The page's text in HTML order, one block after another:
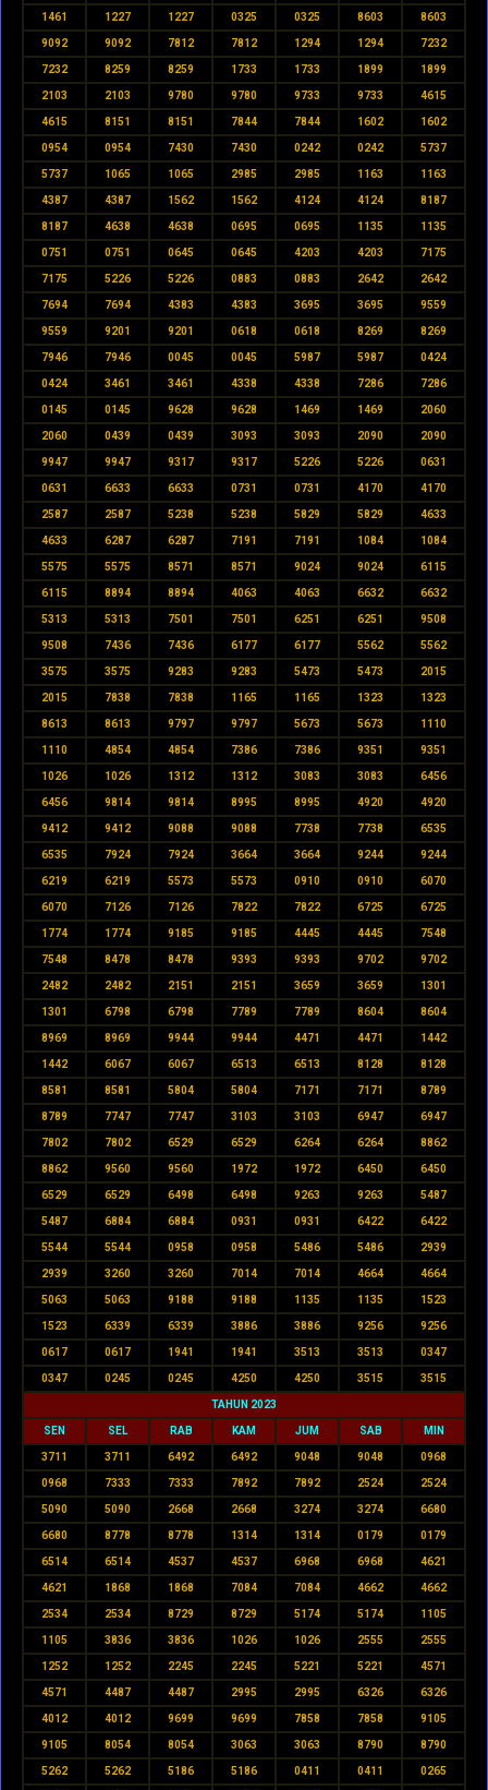
1461 1227 1227 0325 0325 8603 8603
9092 9092 7812 7812 1294 1294 7232
7232 8259 8259 1733 1733 1899 1899
2103 2103 9780 9780 9733 9733 4615
4615 8151 8151 7844 7844 1602 1602
0954 0954 7430 7430 0242 0242 5737
5737 1065 1065 2985 2985 1163 1163
4387 4387 1562 1562 4124 4124 8187
8187 4638 4638 0695 0695 1135 1135
0751 0751 0645 0645 4203 4203 7175
7175 5226 5226 0883 0883 2642 2642
7694 7694 4383 4383 3695 3695 9559
9559 9201 9201 0618 0618 8269 8269
7946 7946 0045 0045 5987 5987 0424
0424 3461 3461 4338 4338 7286 7286
0145 0145 9628 9628 1469 1469 2060
2060 0439 0439 3093 3093 2090 2090
9947 9947 9317 9317 5226 5226 0631
0631 6633 6633 0731 0731 4170 4170
2587 2587 5238 5238 5829 5829 4633
4633 6287 6287 7191 7191 1084 1084
5575 5575 8571 8571 9024 9024 6115
6115 8894 8894 4063 4063 6632 6632
5313 5313 7501 7501 6251 6251 9508
9508 7436 7436 6177 6177 5562 5562
3575 3575 9283 9283 5473 5473 2015
2015 7838 7838 1165 1165 1323 1323
8613 8613 9797 9797 5673 5673 1110
1110 4854 4854 7386 7386 9351 9351
1026 1026 1312 1312 3083 3083 6456
6456 9814 9814 8995 8995 4920 4920
9412 9412 9088 9088 7738 7738 6535
6535 7924 7924 3664 3664 9244 9244
6219 6219 5573 5573 0910 0910 6070
6070 7126 7126 7822 7822 6725 6725
1774 1774 9185 9185 4445 4445 7548
7548 8478 8478 9393 9393 9702 9702
2482 2482 2151 2151 3659 3659 1301
1301 6798 6798 7789 7789 8604 8604
8969 8969 9944 9944 4471 4471 1442
1442 6067 6067 6513 6513 8128 8128
8581 8581 5804 5804 7171 7171 8789
8789 7747 7747 3103 3103 6947 6947
7802 7802 6529 6529 6264 6264 8862
8862 9560 9560 1972 1972 6450 6450
6529 6529 6498 6498 9263 9263 5487
5487 6884 6884 0931 0931 6422 6422
5544 5544 0958 0958 5486 5486 2939
2939 3260 3260 7014 7014 4664 4664
5063 5063 9188 9188 1135 1135 1523
1523 6339 6339 3886 3886 9256 9256
0617 0617 1941 1941 3513 3513 0347
0347 0245 0245 4250 4250 3515 3515
TAHUN 2023
SEN SEL RAB KAM JUM SAB MIN
3711 3711 6492 6492 9048 9048 0968
0968 7333 7333 7892 7892 2524 2524
5090 5090 2668 2668 3274 3274 6680
6680 8778 8778 1314 1314 0179 0179
6514 6514 4537 4537 6968 6968 4621
4621 1868 1868 7084 7084 4662 4662
2534 2534 8729 8729 5174 5174 1105
1105 3836 3836 1026 1026 2555 2555
1252 1252 2245 2245 5221 5221 4571
4571 4487 4487 2995 2995 6326 6326
4012 4012 9699 9699 7858 7858 9105
9105 8054 8054 3063 3063 8790 8790
5262 5262 5186 5186 0411 0411 0265